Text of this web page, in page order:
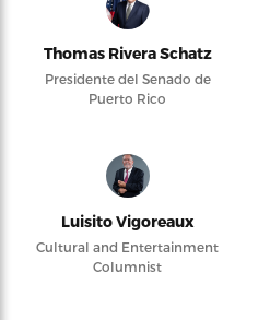
Thomas Rivera Schatz
Presidente del Senado de
Puerto Rico
Luisito Vigoreaux
Cultural and Entertainment
Columnist